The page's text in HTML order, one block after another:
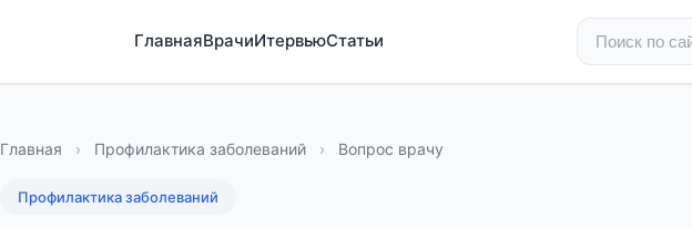
ГлавнаяВрачиИтервьюСтатьи
Главная › Профилактика заболеваний › Вопрос врачу
Профилактика заболеваний